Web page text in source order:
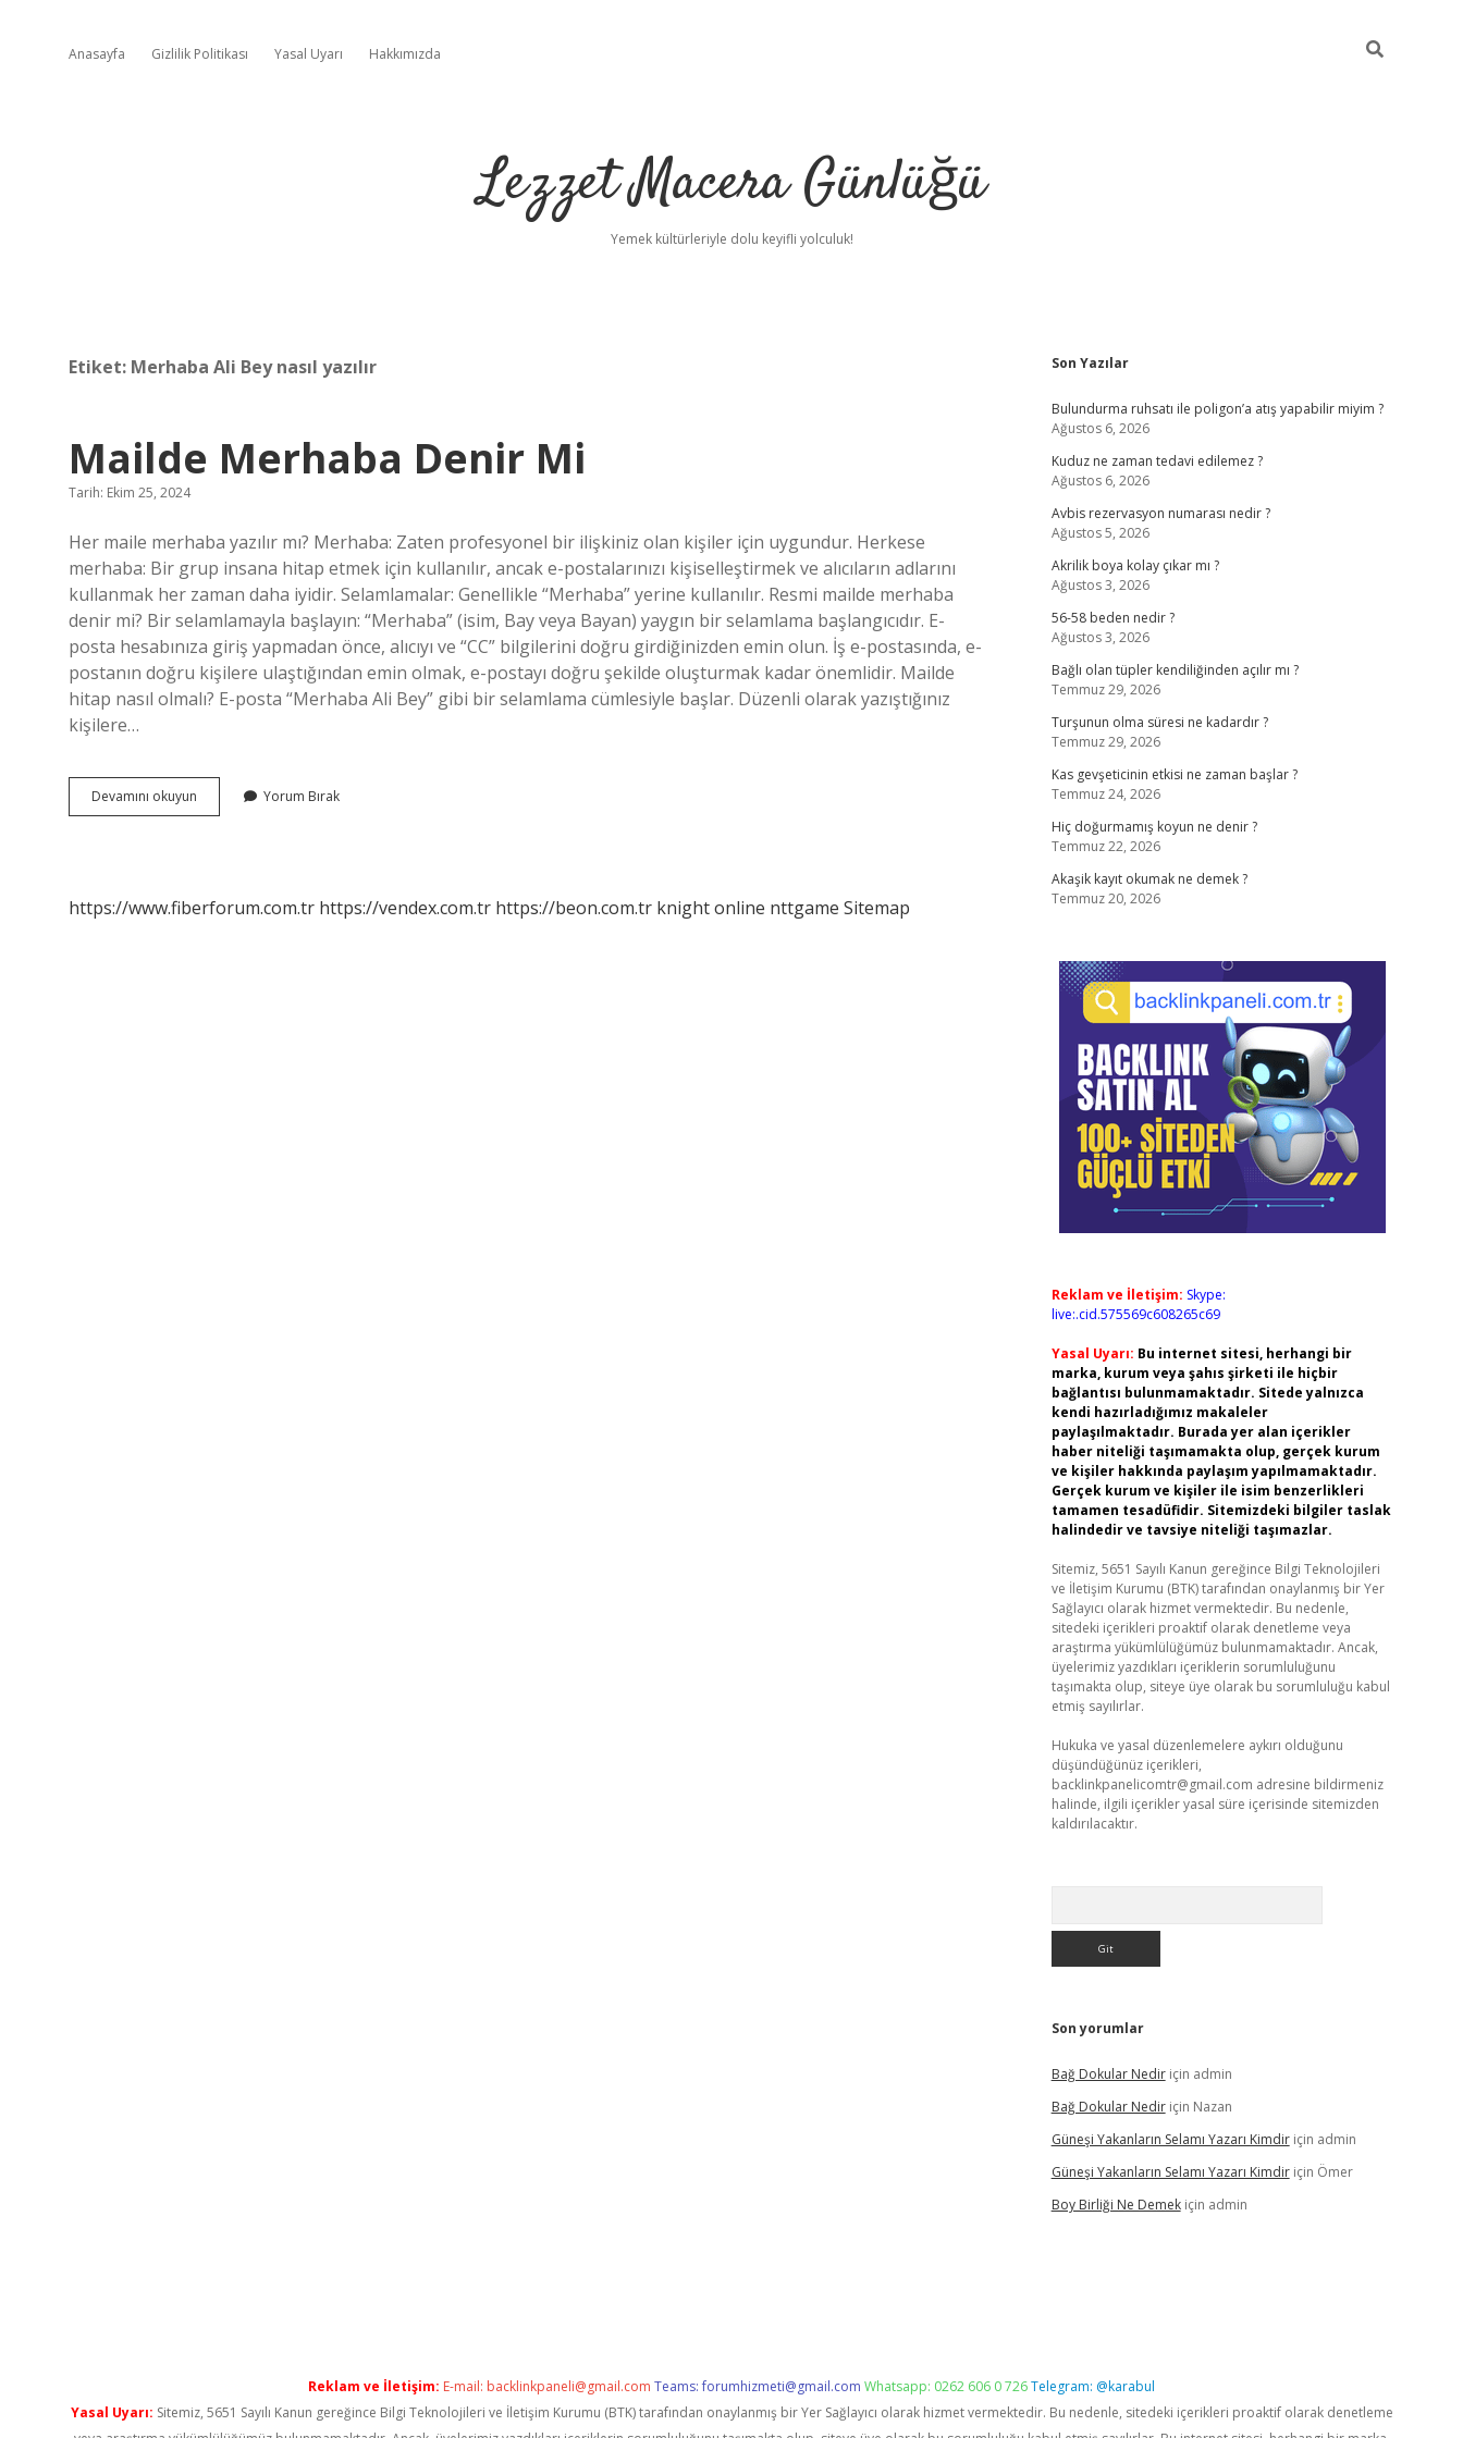
Anasayfa Gizlilik Politikası Yasal Uyarı Hakkımızda
Lezzet Macera Günlüğü
Yemek kültürleriyle dolu keyifli yolculuk!
Etiket: Merhaba Ali Bey nasıl yazılır
Mailde Merhaba Denir Mi
Tarih: Ekim 25, 2024
Her maile merhaba yazılır mı? Merhaba: Zaten profesyonel bir ilişkiniz olan kişiler için uygundur. Herkese
merhaba: Bir grup insana hitap etmek için kullanılır, ancak e-postalarınızı kişiselleştirmek ve alıcıların adlarını
kullanmak her zaman daha iyidir. Selamlamalar: Genellikle “Merhaba” yerine kullanılır. Resmi mailde merhaba
denir mi? Bir selamlamayla başlayın: “Merhaba” (isim, Bay veya Bayan) yaygın bir selamlama başlangıcıdır. E-
posta hesabınıza giriş yapmadan önce, alıcıyı ve “CC” bilgilerini doğru girdiğinizden emin olun. İş e-postasında, e-
postanın doğru kişilere ulaştığından emin olmak, e-postayı doğru şekilde oluşturmak kadar önemlidir. Mailde
hitap nasıl olmalı? E-posta “Merhaba Ali Bey” gibi bir selamlama cümlesiyle başlar. Düzenli olarak yazıştığınız
kişilere…
Devamını okuyun
Merhaba
Yorum Bırak
https://www.fiberforum.com.tr https://vendex.com.tr https://beon.com.tr knight online nttgame Sitemap
Sidebar
Son Yazılar
Bulundurma ruhsatı ile poligon’a atış yapabilir miyim ?
Ağustos 6, 2026
Kuduz ne zaman tedavi edilemez ?
Ağustos 6, 2026
Avbis rezervasyon numarası nedir ?
Ağustos 5, 2026
Akrilik boya kolay çıkar mı ?
Ağustos 3, 2026
56-58 beden nedir ?
Ağustos 3, 2026
Bağlı olan tüpler kendiliğinden açılır mı ?
Temmuz 29, 2026
Turşunun olma süresi ne kadardır ?
Temmuz 29, 2026
Kas gevşeticinin etkisi ne zaman başlar ?
Temmuz 24, 2026
Hiç doğurmamış koyun ne denir ?
Temmuz 22, 2026
Akaşik kayıt okumak ne demek ?
Temmuz 20, 2026
Reklam ve İletişim: Skype:
live:.cid.575569c608265c69
Yasal Uyarı: Bu internet sitesi, herhangi bir
marka, kurum veya şahıs şirketi ile hiçbir
bağlantısı bulunmamaktadır. Sitede yalnızca
kendi hazırladığımız makaleler
paylaşılmaktadır. Burada yer alan içerikler
haber niteliği taşımamakta olup, gerçek kurum
ve kişiler hakkında paylaşım yapılmamaktadır.
Gerçek kurum ve kişiler ile isim benzerlikleri
tamamen tesadüfidir. Sitemizdeki bilgiler taslak
halindedir ve tavsiye niteliği taşımazlar.
Sitemiz, 5651 Sayılı Kanun gereğince Bilgi Teknolojileri
ve İletişim Kurumu (BTK) tarafından onaylanmış bir Yer
Sağlayıcı olarak hizmet vermektedir. Bu nedenle,
sitedeki içerikleri proaktif olarak denetleme veya
araştırma yükümlülüğümüz bulunmamaktadır. Ancak,
üyelerimiz yazdıkları içeriklerin sorumluluğunu
taşımakta olup, siteye üye olarak bu sorumluluğu kabul
etmiş sayılırlar.
Hukuka ve yasal düzenlemelere aykırı olduğunu
düşündüğünüz içerikleri,
backlinkpanelicomtr@gmail.com adresine bildirmeniz
halinde, ilgili içerikler yasal süre içerisinde sitemizden
kaldırılacaktır.
Son yorumlar
Bağ Dokular Nediriçin admin
Bağ Dokular Nediriçin Nazan
Güneşi Yakanların Selamı Yazarı Kimdiriçin admin
Güneşi Yakanların Selamı Yazarı Kimdiriçin Ömer
Boy Birliği Ne Demekiçin admin
Reklam ve İletişim: E-mail: backlinkpaneli@gmail.com Teams:forumhizmeti@gmail.com Whatsapp: 0262 606 0 726Telegram: @karabul
Yasal Uyarı: Sitemiz, 5651 Sayılı Kanun gereğince Bilgi Teknolojileri ve İletişim Kurumu (BTK) tarafından onaylanmış bir Yer Sağlayıcı olarak hizmet vermektedir. Bu nedenle, sitedeki içerikleri proaktif olarak denetleme